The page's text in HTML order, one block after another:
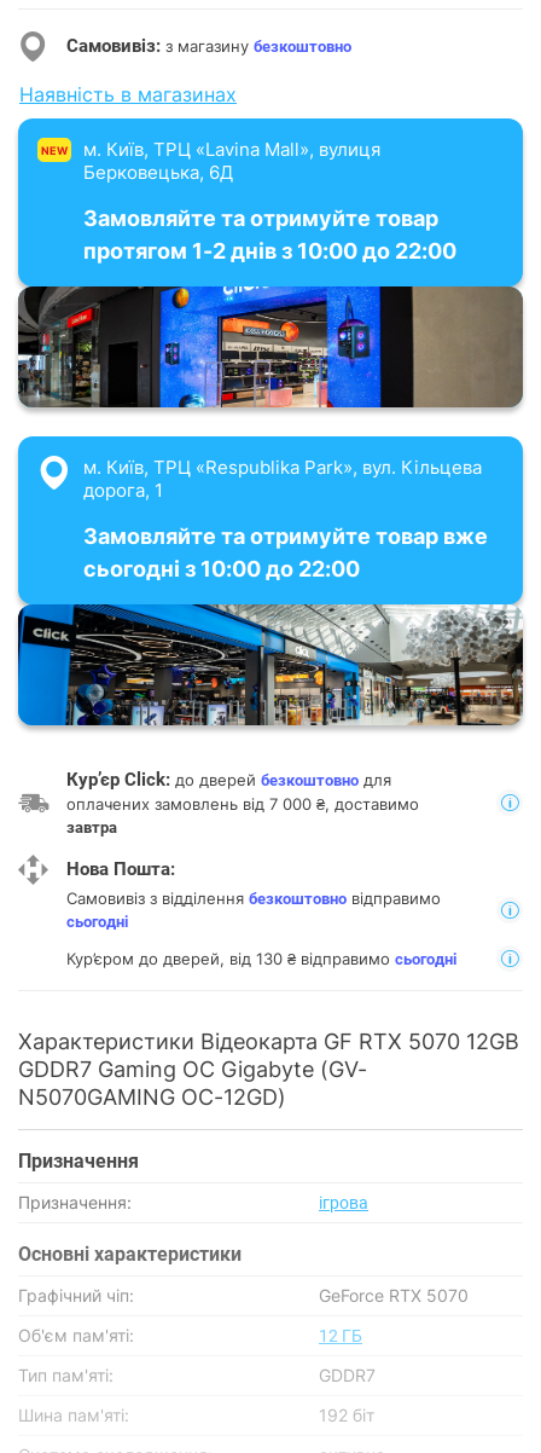
Самовивіз: з магазину безкоштовно
Наявність в магазинах
NEW
м. Київ, ТРЦ «Lavina Mall», вулиця
Берковецька, 6Д
Замовляйте та отримуйте товар
протягом 1-2 днів з 10:00 до 22:00
м. Київ, ТРЦ «Respublika Park», вул. Кільцева
дорога, 1
Замовляйте та отримуйте товар вже
сьогодні з 10:00 до 22:00
Кур’єр Click: до дверей безкоштовно для
оплачених замовлень від 7 000 ₴, доставимо
завтра
Нова Пошта:
Самовивіз з відділення безкоштовно відправимо
сьогодні
Кур’єром до дверей, від 130 ₴ відправимо сьогодні
Характеристики Відеокарта GF RTX 5070 12GB
GDDR7 Gaming OC Gigabyte (GV-
N5070GAMING OC-12GD)
Призначення
Призначення: ігрова
Основнi характеристики
Графічний чіп:
GeForce RTX 5070
Об'єм пам'яті:
12 ГБ
Тип пам'яті:
GDDR7
Шина пам'яті:
192 біт